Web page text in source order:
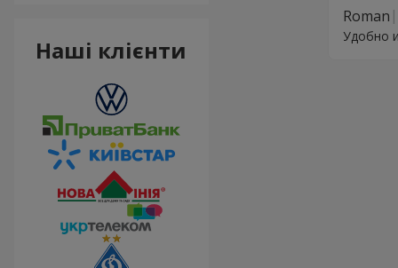
Roman
Удобно
Наші клієнти